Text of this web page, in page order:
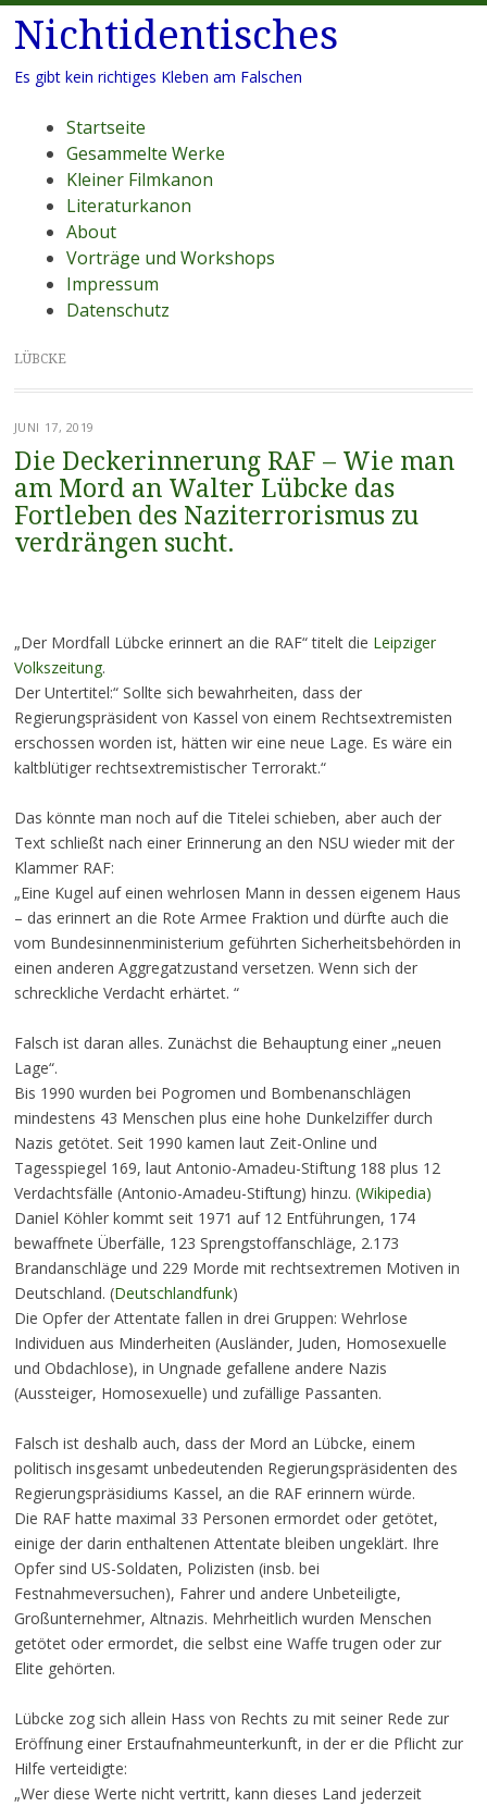
Nichtidentisches
Es gibt kein richtiges Kleben am Falschen
Menü
Zum
Inhalt
springen
Startseite
Gesammelte Werke
Kleiner Filmkanon
Literaturkanon
About
Vorträge und Workshops
Impressum
Datenschutz
LÜBCKE
JUNI 17, 2019
Die Deckerinnerung RAF – Wie man
am Mord an Walter Lübcke das
Fortleben des Naziterrorismus zu
verdrängen sucht.
„Der Mordfall Lübcke erinnert an die RAF“ titelt die Leipziger
Volkszeitung.
Der Untertitel:“ Sollte sich bewahrheiten, dass der
Regierungspräsident von Kassel von einem Rechtsextremisten
erschossen worden ist, hätten wir eine neue Lage. Es wäre ein
kaltblütiger rechtsextremistischer Terrorakt.“
Das könnte man noch auf die Titelei schieben, aber auch der
Text schließt nach einer Erinnerung an den NSU wieder mit der
Klammer RAF:
„Eine Kugel auf einen wehrlosen Mann in dessen eigenem Haus
– das erinnert an die Rote Armee Fraktion und dürfte auch die
vom Bundesinnenministerium geführten Sicherheitsbehörden in
einen anderen Aggregatzustand versetzen. Wenn sich der
schreckliche Verdacht erhärtet. “
Falsch ist daran alles. Zunächst die Behauptung einer „neuen
Lage“.
Bis 1990 wurden bei Pogromen und Bombenanschlägen
mindestens 43 Menschen plus eine hohe Dunkelziffer durch
Nazis getötet. Seit 1990 kamen laut Zeit-Online und
Tagesspiegel 169, laut Antonio-Amadeu-Stiftung 188 plus 12
Verdachtsfälle (Antonio-Amadeu-Stiftung) hinzu. (Wikipedia)
Daniel Köhler kommt seit 1971 auf 12 Entführungen, 174
bewaffnete Überfälle, 123 Sprengstoffanschläge, 2.173
Brandanschläge und 229 Morde mit rechtsextremen Motiven in
Deutschland. (Deutschlandfunk)
Die Opfer der Attentate fallen in drei Gruppen: Wehrlose
Individuen aus Minderheiten (Ausländer, Juden, Homosexuelle
und Obdachlose), in Ungnade gefallene andere Nazis
(Aussteiger, Homosexuelle) und zufällige Passanten.
Falsch ist deshalb auch, dass der Mord an Lübcke, einem
politisch insgesamt unbedeutenden Regierungspräsidenten des
Regierungspräsidiums Kassel, an die RAF erinnern würde.
Die RAF hatte maximal 33 Personen ermordet oder getötet,
einige der darin enthaltenen Attentate bleiben ungeklärt. Ihre
Opfer sind US-Soldaten, Polizisten (insb. bei
Festnahmeversuchen), Fahrer und andere Unbeteiligte,
Großunternehmer, Altnazis. Mehrheitlich wurden Menschen
getötet oder ermordet, die selbst eine Waffe trugen oder zur
Elite gehörten.
Lübcke zog sich allein Hass von Rechts zu mit seiner Rede zur
Eröffnung einer Erstaufnahmeunterkunft, in der er die Pflicht zur
Hilfe verteidigte:
„Wer diese Werte nicht vertritt, kann dieses Land jederzeit